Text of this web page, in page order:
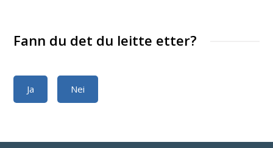
Fann du det du leitte etter?
Ja Nei